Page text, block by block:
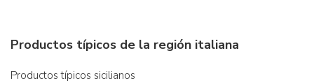
Productos típicos de la región italiana
Productos típicos sicilianos